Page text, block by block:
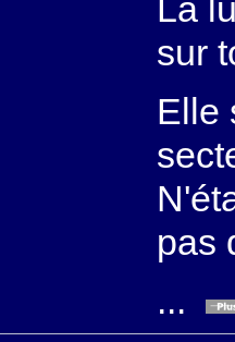
La
sur
Elle
pas
...